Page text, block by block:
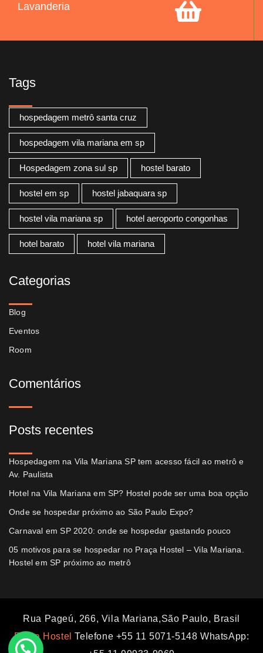
Lavanderia
Tags
hospedagem metrô santa cruz
hospedagem vila mariana em sp
Hospedagem zona sul sp hostel barato
hostel em sp hostel jabaquara sp
hostel vila mariana sp hotel aeroporto congonhas
hotel barato hotel vila mariana
Categorias
Blog
Eventos
Room
Comentários
Posts recentes
Hospedagem na Vila Mariana SP tem acesso fácil ao metrô e
Av. Paulista
Hotel na Vila Mariana em SP? Hostel pode ser uma boa opção
Onde se hospedar próximo ao São Paulo Expo?
Carnaval em SP 2020: onde se hospedar gastando pouco
05 motivos para se hospedar no Praça Hostel – Vila Mariana.
Hostel em SP próximo ao metrô
Rua Pageú, 266, Vila Mariana,São Paulo, Brasil
Praça Hostel Telefone +55 11 5071-5148 WhatsApp: